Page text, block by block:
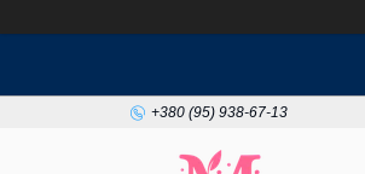
+380 (95) 938-67-13